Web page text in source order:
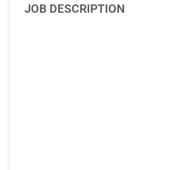
JOB DESCRIPTION